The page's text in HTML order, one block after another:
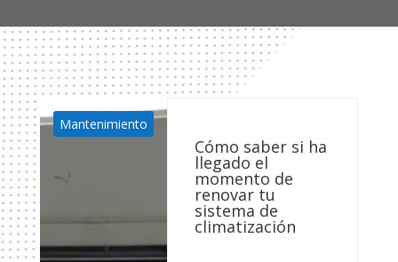
Mantenimiento
Cómo saber si ha
llegado el
momento de
renovar tu
sistema de
climatización